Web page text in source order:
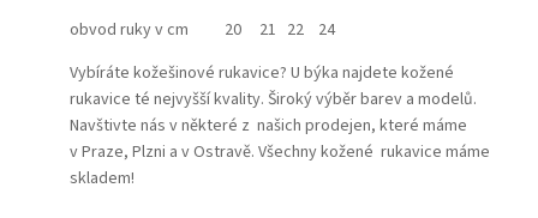
obvod ruky v cm 20 21 22 24
Vybíráte kožešinové rukavice? U býka najdete kožené
rukavice té nejvyšší kvality. Široký výběr barev a modelů.
Navštivte nás v některé z našich prodejen, které máme
v Praze, Plzni a v Ostravě. Všechny kožené rukavice máme
skladem!